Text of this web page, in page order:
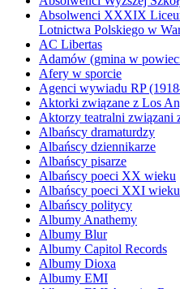
Absolwenci XXXIX
Lotnictwa Polskiego w
AC Libertas
Adamów (gmina w
Afery w sporcie
Agenci wywiadu RP
Aktorki związane z Los
Aktorzy teatralni związani
Albańscy dramaturdzy
Albańscy dziennikarze
Albańscy pisarze
Albańscy poeci XX wieku
Albańscy poeci XXI wieku
Albańscy politycy
Albumy Anathemy
Albumy Blur
Albumy Capitol Records
Albumy Dioxa
Albumy EMI